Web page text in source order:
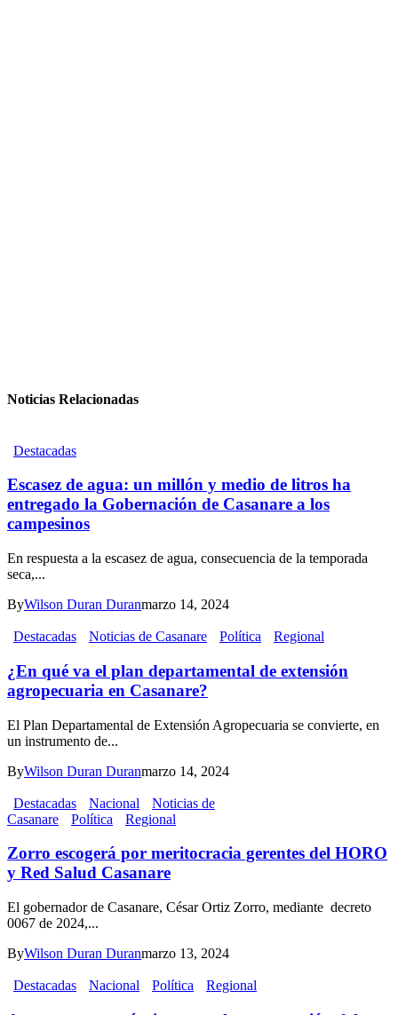
Noticias Relacionadas
Destacadas
Escasez de agua: un millón y medio de litros ha
entregado la Gobernación de Casanare a los
campesinos
En respuesta a la escasez de agua, consecuencia de la temporada
seca,...
ByWilson Duran Duranmarzo 14, 2024
Destacadas Noticias de Casanare Política Regional
¿En qué va el plan departamental de extensión
agropecuaria en Casanare?
El Plan Departamental de Extensión Agropecuaria se convierte, en
un instrumento de...
ByWilson Duran Duranmarzo 14, 2024
Destacadas Nacional
Noticias de
Casanare
Política Regional
Zorro escogerá por meritocracia gerentes del HORO
y Red Salud Casanare
El gobernador de Casanare, César Ortiz Zorro, mediante decreto
0067 de 2024,...
ByWilson Duran Duranmarzo 13, 2024
Destacadas Nacional Política Regional